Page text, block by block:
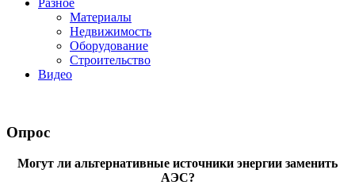
Разное
Материалы
Недвижимость
Оборудование
Строительство
Видео
Опрос
Могут ли альтернативные источники энергии заменить
АЭС?